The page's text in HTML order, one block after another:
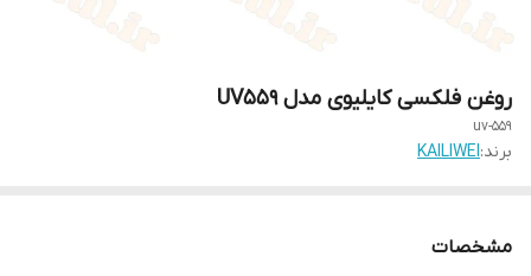
روغن فلکسی کایلیوی مدل UV559
uv-559
برند:KAILIWEI
مشخصات